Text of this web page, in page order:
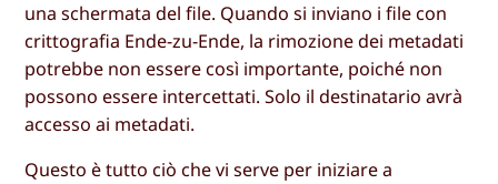
una schermata del file. Quando si inviano i file con
crittografia Ende-zu-Ende, la rimozione dei metadati
potrebbe non essere così importante, poiché non
possono essere intercettati. Solo il destinatario avrà
accesso ai metadati.
Questo è tutto ciò che vi serve per iniziare a